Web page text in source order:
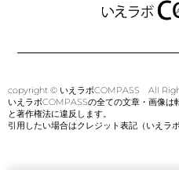
copyright © いえラボCOMPASS All
いえラボCOMPASSの全ての文章・画像は
と著作権法に違反します。
引用したい場合はクレジット表記（いえラ